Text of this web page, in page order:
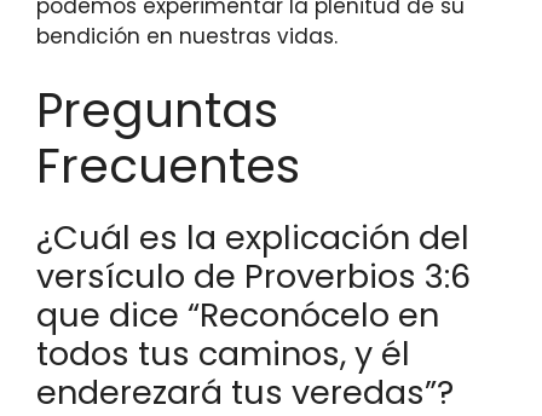
podemos experimentar la plenitud de su
bendición en nuestras vidas.
Preguntas
Frecuentes
¿Cuál es la explicación del
versículo de Proverbios 3:6
que dice “Reconócelo en
todos tus caminos, y él
enderezará tus veredas”?